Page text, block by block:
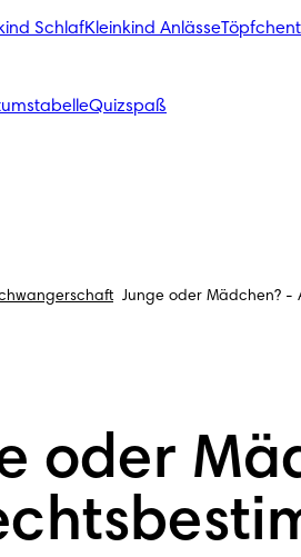
SchlafKleinkind Anlässe
Quizspaß
Junge oder Mädchen? -
oder